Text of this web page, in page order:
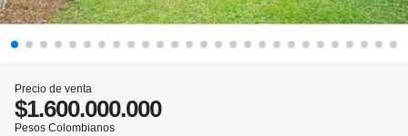
Precio de venta
$1.600.000.000
Pesos Colombianos